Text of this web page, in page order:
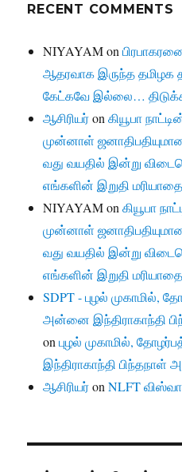
RECENT COMMENTS
NIYAYAMon
ஆதரவாக இருந்த
கேட்கவே இல்லை…
ஆசிரியர்onகியூபா
முன்னாள்
வது வயதில் இன்று
எங்களின் இறுதி
NIYAYAMonகியூபா
முன்னாள்
வது வயதில் இன்று
எங்களின் இறுதி
SDPT - புழல் முகாமில்,
அன்னை இந்திராகாந்தி
onபுழல் முகாமில்,
இந்திராகாந்தி பிந்தநாள்
ஆசிரியர்onNLFT